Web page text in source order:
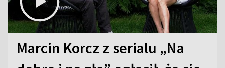
Marcin Korcz z serialu „Na